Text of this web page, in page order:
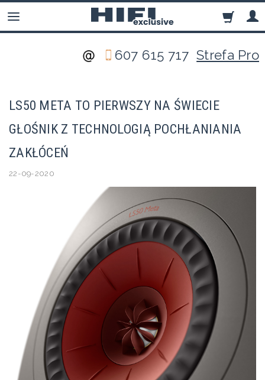
607 615 717Strefa Pro
LS50 META TO PIERWSZY NA ŚWIECIE
GŁOŚNIK Z TECHNOLOGIĄ POCHŁANIANIA
ZAKŁÓCEŃ
22-09-2020